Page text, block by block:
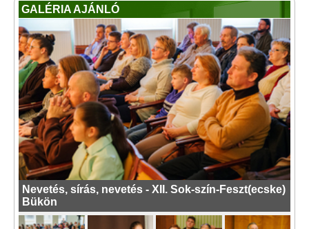
GALÉRIA AJÁNLÓ
Nevetés, sírás, nevetés - XII. Sok-szín-Feszt(ecske)
Bükön